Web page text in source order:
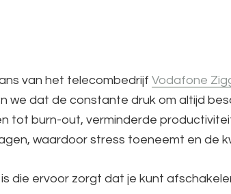
van het telecombedrijf Vodafone
we dat de constante druk om altijd
tot burn-out, verminderde
waardoor stress toeneemt en de
die ervoor zorgt dat je kunt